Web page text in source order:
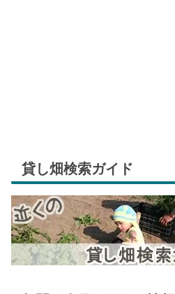
貸し畑検索ガイド